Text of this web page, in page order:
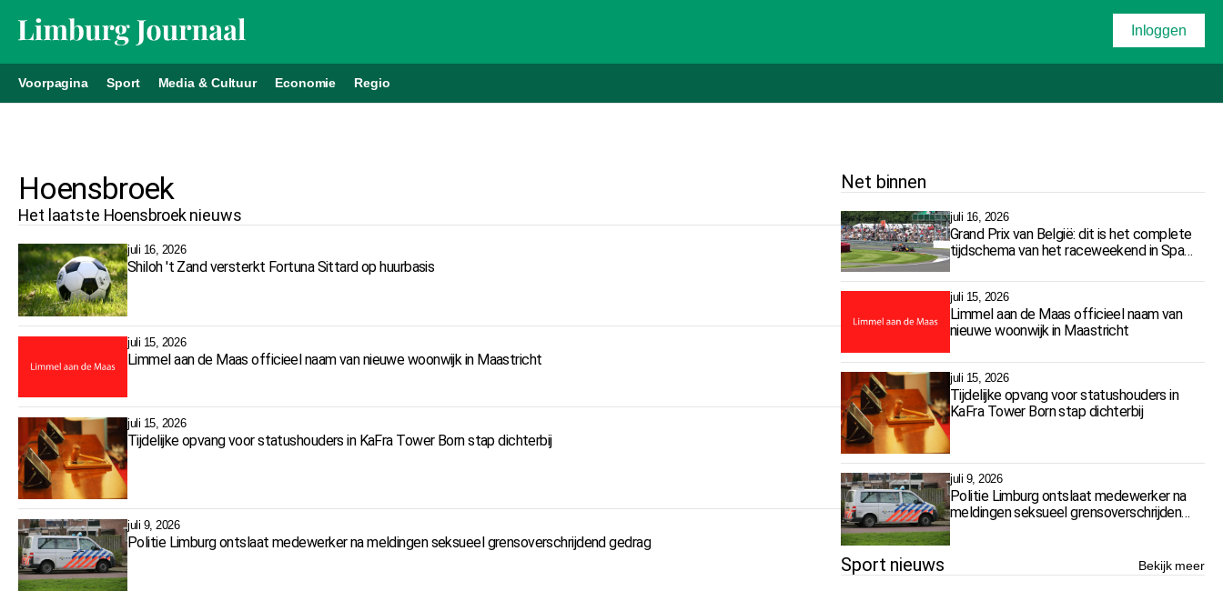
Inloggen
Voorpagina Sport Media & Cultuur Economie Regio
Hoensbroek
Het laatste Hoensbroeknieuws
juli 16, 2026
Shiloh 't Zand versterkt Fortuna Sittard op huurbasis
juli 15, 2026
Limmel aan de Maas officieel naam van nieuwe woonwijk in Maastricht
juli 15, 2026
Tijdelijke opvang voor statushouders in KaFra Tower Born stap dichterbij
juli 9, 2026
Politie Limburg ontslaat medewerker na meldingen seksueel grensoverschrijdend gedrag
Net binnen
juli 16, 2026
Grand Prix van België: dit is het complete
tijdschema van het raceweekend in Spa-
juli 15, 2026
Limmel aan de Maas officieel naam van
nieuwe woonwijk in Maastricht
juli 15, 2026
Tijdelijke opvang voor statushouders in
KaFra Tower Born stap dichterbij
juli 9, 2026
Politie Limburg ontslaat medewerker na
meldingen seksueel grensoverschrijdend
Sport nieuws Bekijk meer